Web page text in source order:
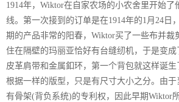
1914年，Wiktor在自家农场的小农舍里开始了
线。第一次接到的订单是在1914年的1月24日
期的产品非常的阳春，Wiktor买了一些布并裁
住在隔壁的玛丽亚恰好有台缝纫机，于是变
皮革肩带和金属釦环，第一个背包就这样诞
根据一样的版型，只是有尺寸大小之分。由
有骨架(背负系统)的专利权，因此早期Wiktor